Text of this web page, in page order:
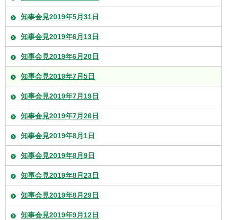
知事会見2019年5月31日
知事会見2019年6月13日
知事会見2019年6月20日
知事会見2019年7月5日
知事会見2019年7月19日
知事会見2019年7月26日
知事会見2019年8月1日
知事会見2019年8月9日
知事会見2019年8月23日
知事会見2019年8月29日
知事会見2019年9月12日